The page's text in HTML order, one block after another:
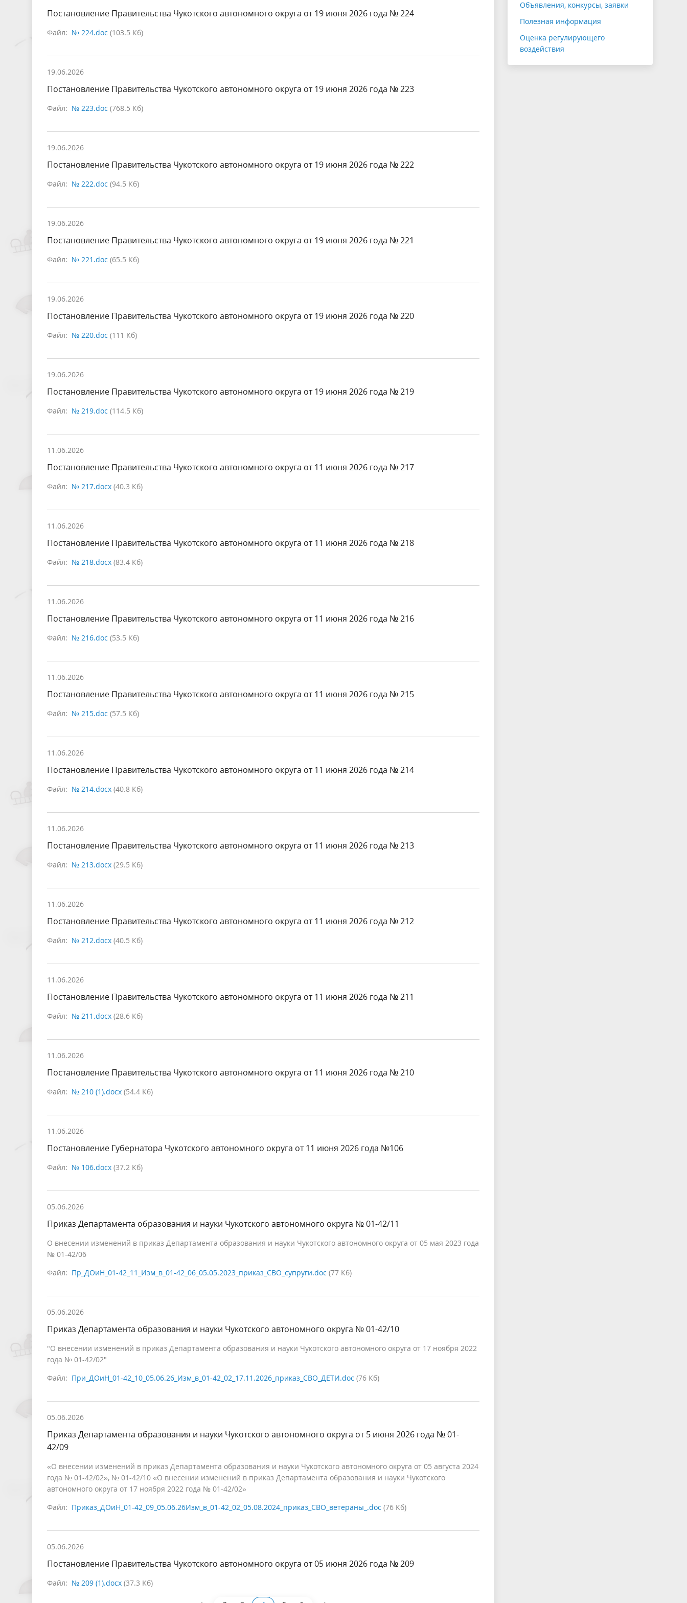
Постановление Правительства Чукотского автономного округа от 19 июня 2026 года № 224
Файл: № 224.doc (103.5 Кб)
19.06.2026
Постановление Правительства Чукотского автономного округа от 19 июня 2026 года № 223
Файл: № 223.doc (768.5 Кб)
19.06.2026
Постановление Правительства Чукотского автономного округа от 19 июня 2026 года № 222
Файл: № 222.doc (94.5 Кб)
19.06.2026
Постановление Правительства Чукотского автономного округа от 19 июня 2026 года № 221
Файл: № 221.doc (65.5 Кб)
19.06.2026
Постановление Правительства Чукотского автономного округа от 19 июня 2026 года № 220
Файл: № 220.doc (111 Кб)
19.06.2026
Постановление Правительства Чукотского автономного округа от 19 июня 2026 года № 219
Файл: № 219.doc (114.5 Кб)
11.06.2026
Постановление Правительства Чукотского автономного округа от 11 июня 2026 года № 217
Файл: № 217.docx (40.3 Кб)
11.06.2026
Постановление Правительства Чукотского автономного округа от 11 июня 2026 года № 218
Файл: № 218.docx (83.4 Кб)
11.06.2026
Постановление Правительства Чукотского автономного округа от 11 июня 2026 года № 216
Файл: № 216.doc (53.5 Кб)
11.06.2026
Постановление Правительства Чукотского автономного округа от 11 июня 2026 года № 215
Файл: № 215.doc (57.5 Кб)
11.06.2026
Постановление Правительства Чукотского автономного округа от 11 июня 2026 года № 214
Файл: № 214.docx (40.8 Кб)
11.06.2026
Постановление Правительства Чукотского автономного округа от 11 июня 2026 года № 213
Файл: № 213.docx (29.5 Кб)
11.06.2026
Постановление Правительства Чукотского автономного округа от 11 июня 2026 года № 212
Файл: № 212.docx (40.5 Кб)
11.06.2026
Постановление Правительства Чукотского автономного округа от 11 июня 2026 года № 211
Файл: № 211.docx (28.6 Кб)
11.06.2026
Постановление Правительства Чукотского автономного округа от 11 июня 2026 года № 210
Файл: № 210 (1).docx (54.4 Кб)
11.06.2026
Постановление Губернатора Чукотского автономного округа от 11 июня 2026 года №106
Файл: № 106.docx (37.2 Кб)
05.06.2026
Приказ Департамента образования и науки Чукотского автономного округа № 01-42/11
О внесении изменений в приказ Департамента образования и науки Чукотского автономного округа от 05 мая 2023 года
№ 01-42/06
Файл: Пр_ДОиН_01-42_11_Изм_в_01-42_06_05.05.2023_приказ_СВО_супруги.doc (77 Кб)
05.06.2026
Приказ Департамента образования и науки Чукотского автономного округа № 01-42/10
"О внесении изменений в приказ Департамента образования и науки Чукотского автономного округа от 17 ноября 2022
года № 01-42/02"
Файл: При_ДОиН_01-42_10_05.06.26_Изм_в_01-42_02_17.11.2026_приказ_СВО_ДЕТИ.doc (76 Кб)
05.06.2026
Приказ Департамента образования и науки Чукотского автономного округа от 5 июня 2026 года № 01-
42/09
«О внесении изменений в приказ Департамента образования и науки Чукотского автономного округа от 05 августа 2024
года № 01-42/02», № 01-42/10 «О внесении изменений в приказ Департамента образования и науки Чукотского
автономного округа от 17 ноября 2022 года № 01-42/02»
Файл: Приказ_ДОиН_01-42_09_05.06.26Изм_в_01-42_02_05.08.2024_приказ_СВО_ветераны_.doc (76 Кб)
05.06.2026
Постановление Правительства Чукотского автономного округа от 05 июня 2026 года № 209
Файл: № 209 (1).docx (37.3 Кб)
Объявления, конкурсы, заявки
Полезная информация
Оценка регулирующего
воздействия